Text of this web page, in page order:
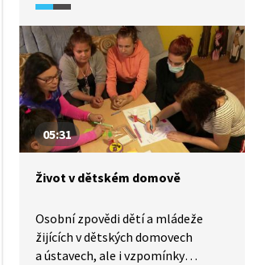
vede k práci na sobě, k dobrým
školním výsledkům, k péči
o domácnost a také k upřímnosti.
Terezin nevlastní mladší bratr
Mirek byl po smrti matky v péči
otce alkoholika. Babička nakonec
přijímá domů i jeho. Zvládnou
Kristina i Tereza tuto velkou
05:31
Život v dětském domově
Osobní zpovědi dětí a mládeže
žijících v dětských domovech
a ústavech, ale i vzpomínky